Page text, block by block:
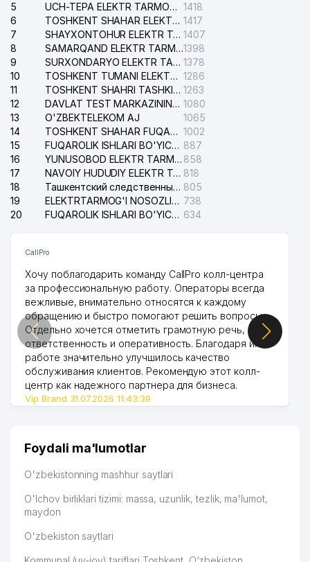
5
UCH-TEPA ELEKTR TARMOG'I NOSOZLIKLARI XIZMATI 1418
6
TOSHKENT SHAHAR ELEKTR TARMOQLARI KORXONASI AJ 1417
7
SHAYXONTOHUR ELEKTR TARMOG'I NOSOZLIKLARINI TUZATISH XIZMATI 1407
8
SAMARQAND ELEKTR TARMOQLARI AJ1398
9
SURXONDARYO ELEKTR TARMOQLARI AJ 1378
10
TOSHKENT TUMANI ELEKTR TARMOG'I AVARIYA XIZMATI 1286
11
TOSHKENT SHAHRI TASHKILOT TELEFONLARI HAQIDA MA'LUMOT BYUROSI 1263
12
DAVLAT TEST MARKAZINING ISHONCH TELEFONLARI 1080
13
O'ZBEKTELEKOM AJ
1065
14
TOSHKENT SHAHAR FUQAROLIK ISHLARI BO'YICHA SUDI 1002
15
FUQAROLIK ISHLARI BO'YICHA YAKKASAROY TUMANLARARO SUDI 887
16
YUNUSOBOD ELEKTR TARMOG'I NOSOZLIKLARI XIZMATI 858
17
NAVOIY HUDUDIY ELEKTR TARMOQLARI KORXONASI AJ 818
18
Ташкентский следственный изолятор 805
19
ELEKTRTARMOG'I NOSOZLIKLARINI TO'ZATISH SERGELI XIZMATI 738
20
FUQAROLIK ISHLARI BO'YICHA UCH-TEPA TUMANI SUDI 634
CallPro
Хочу поблагодарить команду CallPro колл-центра
за профессиональную работу. Операторы всегда
вежливые, внимательно относятся к каждому
обращению и быстро помогают решить вопросы.
Отдельно хочется отметить грамотную речь,
ответственность и оперативность. Благодаря их
работе значительно улучшилось качество
обслуживания клиентов. Рекомендую этот колл-
центр как надежного партнера для бизнеса.
Vip Brand 31.07.2026 11:43:39
Foydali ma'lumotlar
O'zbekistonning mashhur saytlari
O'lchov birliklari tizimi: massa, uzunlik, tezlik, ma'lumot,
maydon
O'zbekiston saytlari